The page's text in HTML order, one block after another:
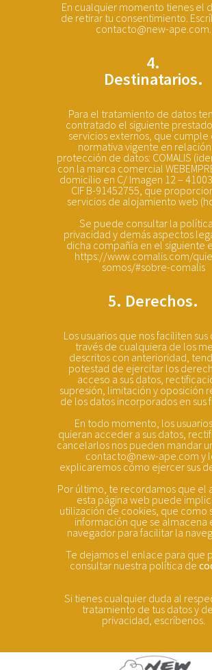
En cualquier momento tienes el
de retirar tu consentimiento.
contacto@new-ape.com.
4.
Destinatarios.
Para el tratamiento de datos
contratado el siguiente
servicios externos, que cumple
normativa vigente en
protección de datos: COMALIS
con la marca comercial
domicilio en C/ Imagen 12 –
CIF B-91452755, que
servicios de alojamiento web
Se puede consultar la
privacidad y demás aspectos
dicha compañía en el siguiente
https://www.comalis.com/
somos/#sobre-comalis
5. Derechos.
Los usuarios que nos faciliten sus
través de cualquiera de los
descritos con anterioridad,
potestad de ejercitar los
acceso a sus datos,
supresión, limitación y oposición
de los datos incorporados en sus
En todo momento, los
quieran acceder a sus datos,
cancelarlos nos pueden mandar
contacto@new-ape.com y
explicaremos cómo ejercer sus
Por último, te recordamos que el
esta página web puede
utilización de cookies, que como
información que se almacena
navegador para facilitar la
Te dejamos el enlace para que
consultar nuestra política de
Si tienes cualquier duda al
tratamiento de tus datos y
privacidad, escríbenos.